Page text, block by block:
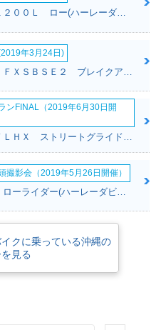
ともこさん:ＸＬ１２００Ｌ ロー(ハーレーダビッドソン)
年3月24日)
ンFINAL（2019年6月30日開
ジャンさんさん:ＦＬＨＸ ストリートグライド(ハーレーダビッドソン)
撮影会（2019年5月26日開催）
クに乗っている沖縄の
見る